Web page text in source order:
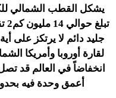
يشكل القطب الشمالي
جليد دائم لا يرتكز على
لقارة أوروبا وأمريكا
أعمق وحدة فيه بحدود 5440 ومعدل عمقه